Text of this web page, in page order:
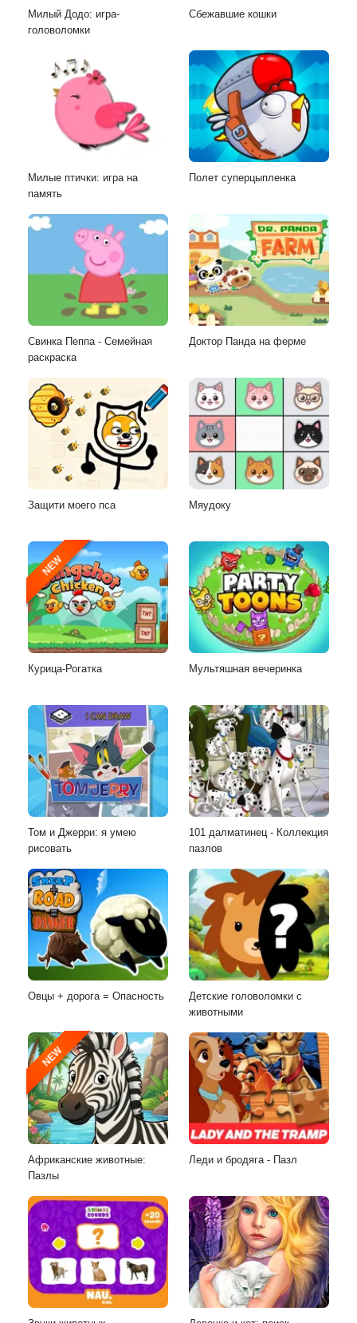
Милый Додо: игра-
головоломки
Сбежавшие кошки
Милые птички: игра на
память
Полет суперцыпленка
Свинка Пеппа - Семейная
раскраска
Доктор Панда на ферме
Защити моего пса Мяудоку
NEW
Курица-Рогатка Мультяшная вечеринка
Том и Джерри: я умею
рисовать
101 далматинец - Коллекция
пазлов
Овцы + дорога = Опасность
Детские головоломки с
животными
NEW
Африканские животные:
Пазлы
Леди и бродяга - Пазл